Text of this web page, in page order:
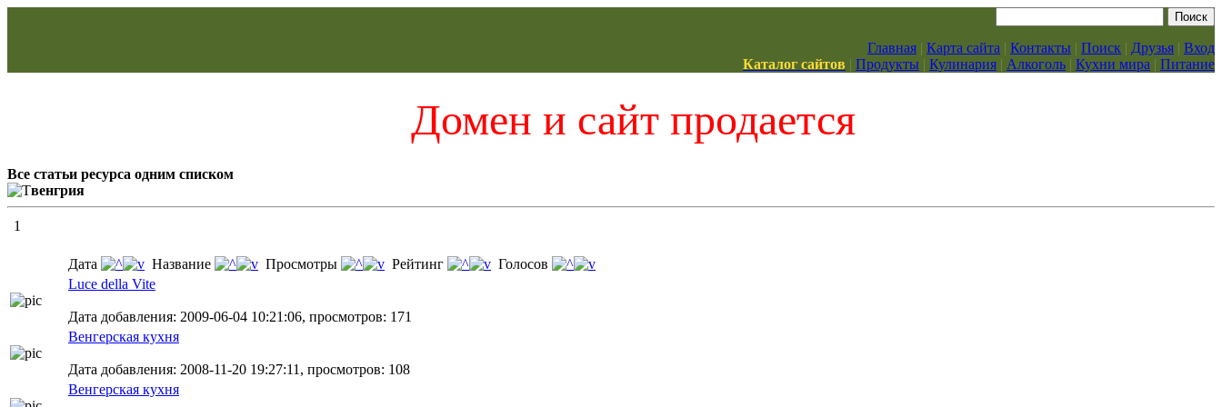
Главная | Карта сайта | Контакты | Поиск | Друзья | Вход
Каталог сайтов | Продукты | Кулинария | Алкоголь | Кухни мира | Питание
Домен и сайт продается
Все статьи ресурса одним списком
венгрия
1
Дата Название Просмотры Рейтинг
Голосов
Luce della Vite
Дата добавления: 2009-06-04 10:21:06, просмотров: 171
Венгерская кухня
Дата добавления: 2008-11-20 19:27:11, просмотров: 108
Венгерская кухня